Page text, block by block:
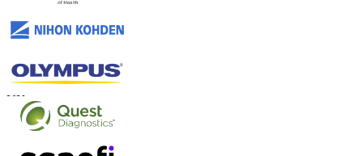
US+1 833 909 2966 ( Numéro sans frais )
UK+44 808 502 0280 (Numéro sans frais )
APAC +91 744 740 1245
sales@fortunebusinessinsights.com